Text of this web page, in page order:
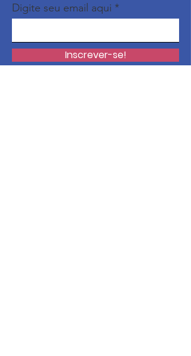
Digite seu email aqui
Inscrever-se!